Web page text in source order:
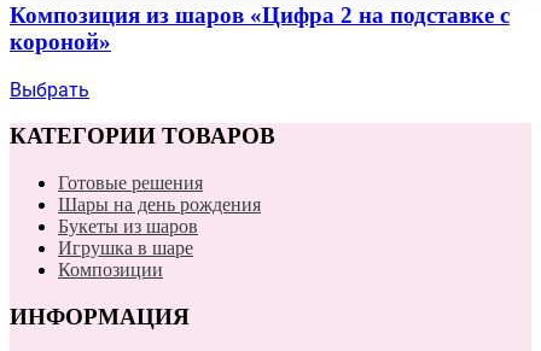
Композиция из шаров «Цифра 2 на подставке с
короной»
Выбрать
КАТЕГОРИИ ТОВАРОВ
Готовые решения
Шары на день рождения
Букеты из шаров
Игрушка в шаре
Композиции
ИНФОРМАЦИЯ